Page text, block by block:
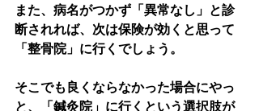
また、病名がつかず「異常なし」と診
断されれば、次は保険が効くと思って
「整骨院」に行くでしょう。
そこでも良くならなかった場合にやっ
と、「鍼灸院」に行くという選択肢が